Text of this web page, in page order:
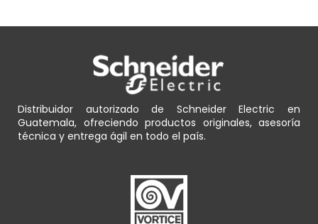
Distribuidor autorizado de Schneider Electric en
Guatemala, ofreciendo productos originales, asesoría
técnica y entrega ágil en todo el país.